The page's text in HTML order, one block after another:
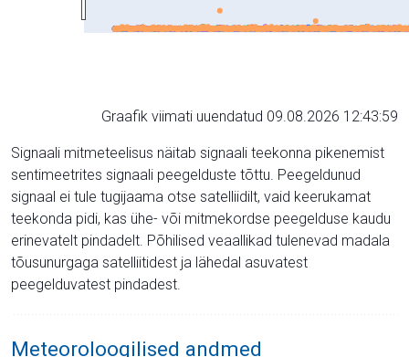
Graafik viimati uuendatud 09.08.2026 12:43:59
Signaali mitmeteelisus näitab signaali teekonna pikenemist
sentimeetrites signaali peegelduste tõttu. Peegeldunud
signaal ei tule tugijaama otse satelliidilt, vaid keerukamat
teekonda pidi, kas ühe- või mitmekordse peegelduse kaudu
erinevatelt pindadelt. Põhilised veaallikad tulenevad madala
tõusunurgaga satelliitidest ja lähedal asuvatest
peegelduvatest pindadest.
Meteoroloogilised andmed